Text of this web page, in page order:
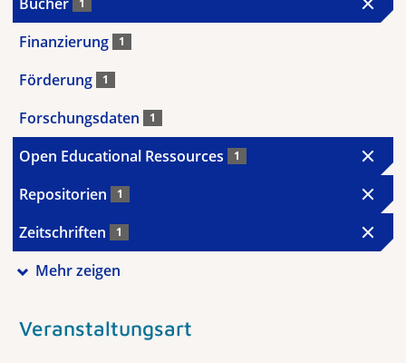
1
Finanzierung 1
Förderung 1
Forschungsdaten 1
Open Educational Ressources 1
Repositorien 1
Zeitschriften 1
Mehr zeigen
Veranstaltungsart